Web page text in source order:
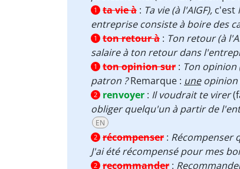
1 ta vie à : Ta vie (à l'AIGF), c'est
entreprise consiste à boire des
1 ton retour à : Ton retour (à
salaire à ton retour dans
1 ton opinion sur : Ton opinion
patron ?Remarque : uneopinion
2 renvoyer : Il voudrait te virer
obliger quelqu'un à partir de
EN
2 récompenser : Récompenser
J'ai été récompensé pour mes
2 recommander :